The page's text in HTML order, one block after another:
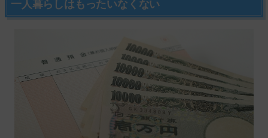
一人暮らしはもったいなくない